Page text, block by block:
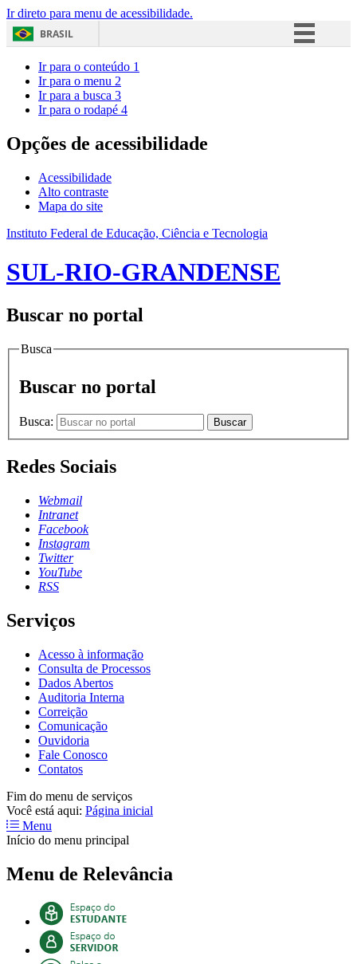
Ir direto para menu de acessibilidade.
BRASIL
Acesso à informação
Ir para o conteúdo 1
Ir para o menu 2
Ir para a busca 3
Ir para o rodapé 4
Opções de acessibilidade
Acessibilidade
Alto contraste
Mapa do site
Instituto Federal de Educação, Ciência e Tecnologia
SUL-RIO-GRANDENSE
Buscar no portal
Busca
Buscar no portal
Busca: Buscar
Redes Sociais
Webmail
Intranet
Facebook
Instagram
Twitter
YouTube
RSS
Serviços
Acesso à informação
Consulta de Processos
Dados Abertos
Auditoria Interna
Correição
Comunicação
Ouvidoria
Fale Conosco
Contatos
Fim do menu de serviços
Você está aqui: Página inicial
Menu
Início do menu principal
Menu de Relevância